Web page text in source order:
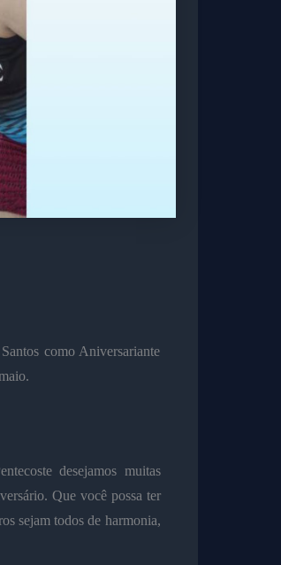
como Aniversariante
desejamos muitas
Que você possa ter
sejam todos de harmonia,